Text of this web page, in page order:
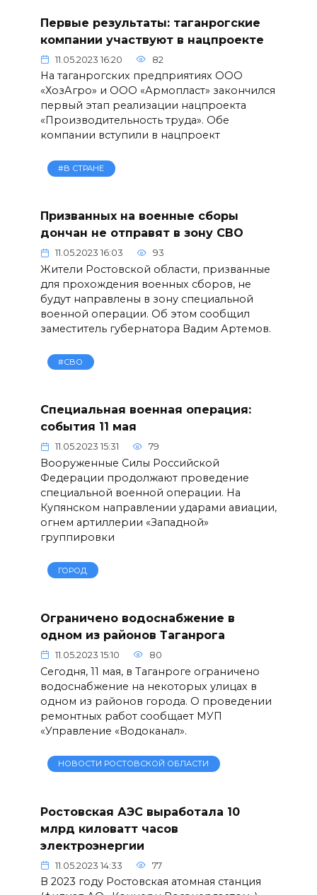
Первые результаты: таганрогские
компании участвуют в нацпроекте
11.05.2023 16:20 82
На таганрогских предприятиях ООО
«ХозАгро» и ООО «Армопласт» закончился
первый этап реализации нацпроекта
«Производительность труда». Обе
компании вступили в нацпроект
#В СТРАНЕ
Призванных на военные сборы
дончан не отправят в зону СВО
11.05.2023 16:03 93
Жители Ростовской области, призванные
для прохождения военных сборов, не
будут направлены в зону специальной
военной операции. Об этом сообщил
заместитель губернатора Вадим Артемов.
#СВО
Специальная военная операция:
события 11 мая
11.05.2023 15:31 79
Вооруженные Силы Российской
Федерации продолжают проведение
специальной военной операции. На
Купянском направлении ударами авиации,
огнем артиллерии «Западной»
группировки
ГОРОД
Ограничено водоснабжение в
одном из районов Таганрога
11.05.2023 15:10 80
Сегодня, 11 мая, в Таганроге ограничено
водоснабжение на некоторых улицах в
одном из районов города. О проведении
ремонтных работ сообщает МУП
«Управление «Водоканал».
НОВОСТИ РОСТОВСКОЙ ОБЛАСТИ
Ростовская АЭС выработала 10
млрд киловатт часов
электроэнергии
11.05.2023 14:33 77
В 2023 году Ростовская атомная станция